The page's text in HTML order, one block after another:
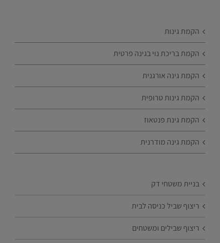
הקמת גינות
הקמת בריכת נוי בגינה פרטית
הקמת גינה אורגנית
הקמת גינות טרופית
הקמת גינת פנטאוז
הקמת גינה מודרנית
בניית משטחי דק
ריצוף שביל כניסה לבית
ריצוף שבילים ומשטחים